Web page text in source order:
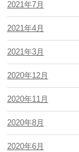
2021年7月
2021年4月
2021年3月
2020年12月
2020年11月
2020年8月
2020年6月